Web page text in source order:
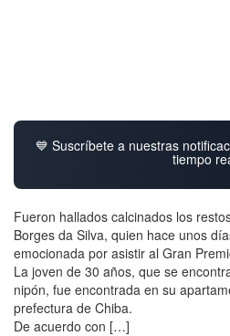
💙 Suscríbete a nuestras
tiempo
Fueron hallados calcinados los
Borges da Silva, quien hace unos
emocionada por asistir al Gran
La joven de 30 años, que se
nipón, fue encontrada en su
prefectura de Chiba.
De acuerdo con […]